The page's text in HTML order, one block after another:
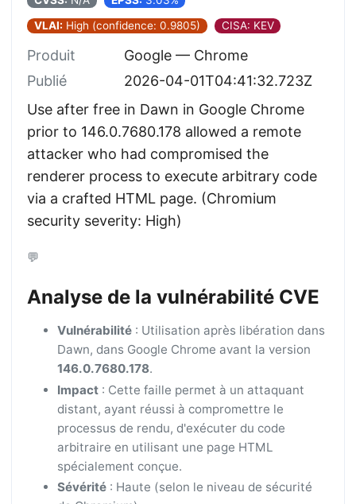
VLAI: High (confidence: 0.9805) CISA: KEV
Produit
Google — Chrome
Publié
2026-04-01T04:41:32.723Z
Use after free in Dawn in Google Chrome
prior to 146.0.7680.178 allowed a remote
attacker who had compromised the
renderer process to execute arbitrary code
via a crafted HTML page. (Chromium
security severity: High)
💬
Analyse de la vulnérabilité CVE
Vulnérabilité: Utilisation après libération dans
Dawn, dans Google Chrome avant la version
146.0.7680.178.
Impact: Cette faille permet à un attaquant
distant, ayant réussi à compromettre le
processus de rendu, d'exécuter du code
arbitraire en utilisant une page HTML
spécialement conçue.
Sévérité: Haute (selon le niveau de sécurité